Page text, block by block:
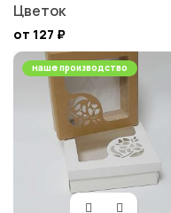
Цветок
от 127 ₽
наше производство